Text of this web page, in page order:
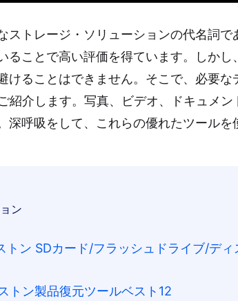
ストレージ・ソリューションの代名詞
ることで高い評価を得ています。しか
けることはできません。そこで、必要
紹介します。写真、ビデオ、ドキュメ
深呼吸をして、これらの優れたツールを
ン
トン SDカード/フラッシュドライブ/デ
トン製品復元ツールベスト12